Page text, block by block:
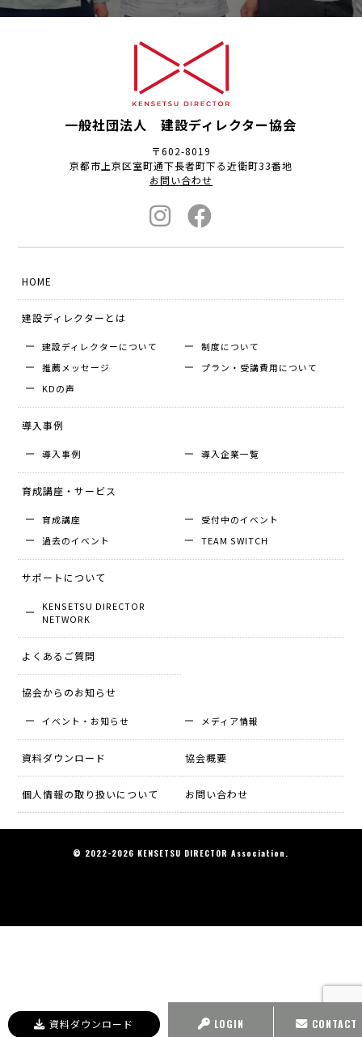
資料ダウンロード LOGIN CONTACT
一般社団法人 建設ディレクター協会
〒602-8019
京都市上京区室町通下長者町下る近衛町33番地
お問い合わせ
HOME
建設ディレクターとは
建設ディレクターについて
制度について
推薦メッセージ
プラン・受講費用について
KDの声
導入事例
導入事例 導入企業⼀覧
育成講座・サービス
育成講座
受付中のイベント
過去のイベント
TEAM SWITCH
サポートについて
KENSETSU DIRECTOR
NETWORK
よくあるご質問
協会からのお知らせ
イベント・お知らせ メディア情報
資料ダウンロード 協会概要
個人情報の取り扱いについて お問い合わせ
© 2022-2026 KENSETSU DIRECTOR Association.